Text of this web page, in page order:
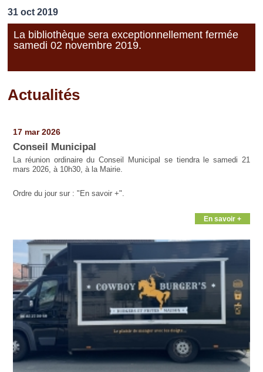
31 oct 2019
La bibliothèque sera exceptionnellement fermée
samedi 02 novembre 2019.
Actualités
17 mar 2026
Conseil Municipal
La réunion ordinaire du Conseil Municipal se tiendra le samedi 21
mars 2026, à 10h30, à la Mairie.
Ordre du jour sur : "En savoir +".
En savoir +
Pages